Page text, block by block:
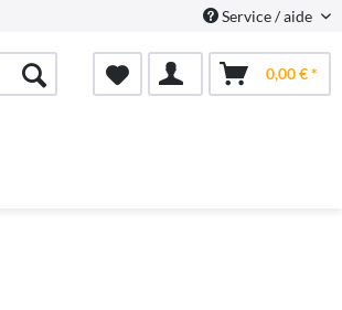
Service / aide
0,00 € *